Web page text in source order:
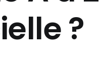
?